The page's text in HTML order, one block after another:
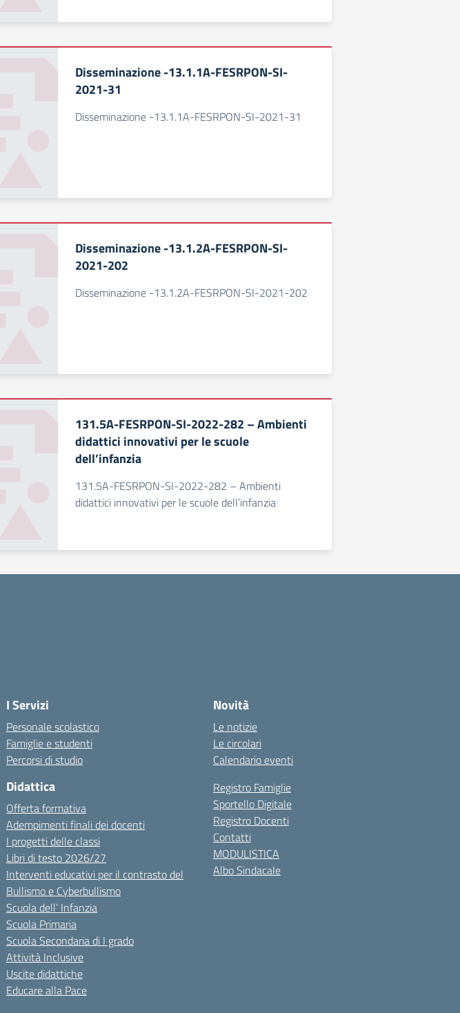
Disseminazione -13.1.1A-FESRPON-SI-
2021-31
Disseminazione -13.1.1A-FESRPON-SI-2021-31
Disseminazione -13.1.2A-FESRPON-SI-
2021-202
Disseminazione -13.1.2A-FESRPON-SI-2021-202
131.5A-FESRPON-SI-2022-282 – Ambienti
didattici innovativi per le scuole
dell’infanzia
131.5A-FESRPON-SI-2022-282 – Ambienti
didattici innovativi per le scuole dell’infanzia
I Servizi
Personale scolastico
Famiglie e studenti
Percorsi di studio
Didattica
Offerta formativa
Adempimenti finali dei docenti
I progetti delle classi
Libri di testo 2026/27
Interventi educativi per il contrasto del
Bullismo e Cyberbullismo
Scuola dell’ Infanzia
Scuola Primaria
Scuola Secondaria di I grado
Attività Inclusive
Uscite didattiche
Educare alla Pace
Novità
Le notizie
Le circolari
Calendario eventi
Registro Famiglie
Sportello Digitale
Registro Docenti
Contatti
MODULISTICA
Albo Sindacale